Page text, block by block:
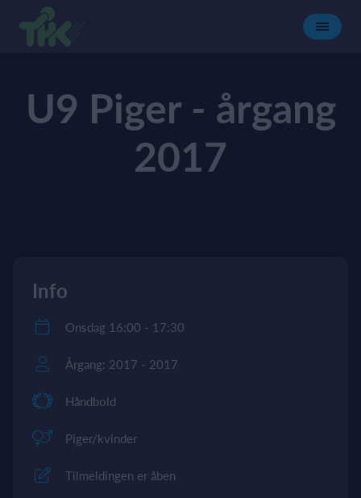
U9 Piger - årgang
2017
Info
Onsdag 16:00 - 17:30
Årgang: 2017 - 2017
Håndbold
Piger/kvinder
Tilmeldingen er åben